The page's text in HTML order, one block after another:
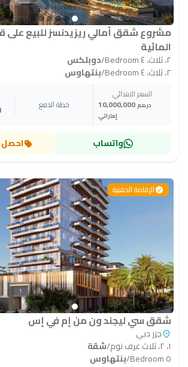
مشروع شقق أمالي ريزيدنسز للبيع على
المائية
٢، ثلاث، ٤ Bedroom /دوبلكس
٢، ثلاث، ٤ Bedroom
/بنتهاوس
السعر الابتدائي
10,000,000 درهم
إماراتي
خطة الدفع
واتساب
الإقامة الذهبية
شقق سي ليجند ون من إم في إس
جزر دبي
١، ٢، ثلاث غرف نوم
/شقة
٥ Bedroom
/بنتهاوس